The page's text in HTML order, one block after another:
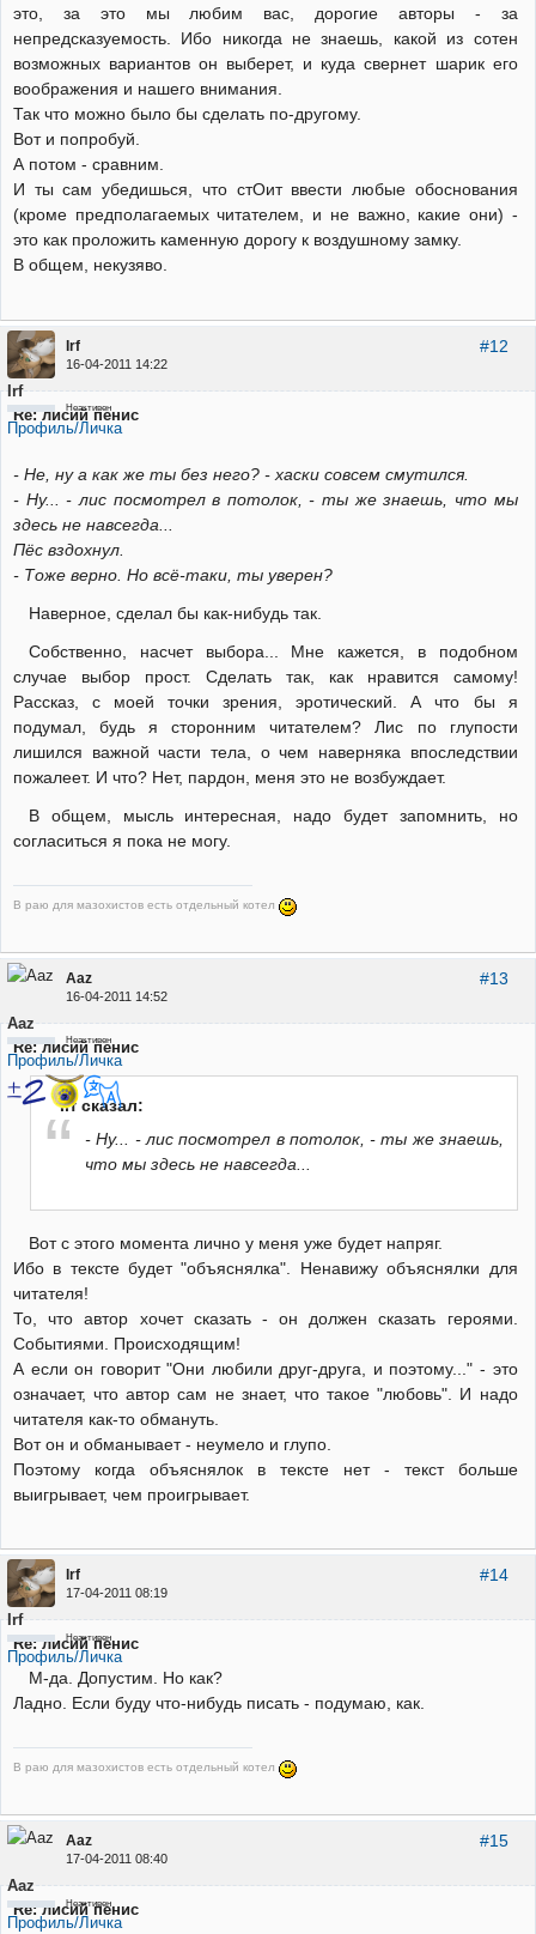
это, за это мы любим вас, дорогие авторы - за
непредсказуемость. Ибо никогда не знаешь, какой из сотен
возможных вариантов он выберет, и куда свернет шарик его
воображения и нашего внимания.
Так что можно было бы сделать по-другому.
Вот и попробуй.
А потом - сравним.
И ты сам убедишься, что стОит ввести любые обоснования
(кроме предполагаемых читателем, и не важно, какие они) -
это как проложить каменную дорогу к воздушному замку.
В общем, некузяво.
#12
Irf
16-04-2011 14:22
Irf
Неактивен
Профиль/Личка
Re: лисий пенис
- Не, ну а как же ты без него? - хаски совсем смутился.
- Ну... - лис посмотрел в потолок, - ты же знаешь, что мы
здесь не навсегда...
Пёс вздохнул.
- Тоже верно. Но всё-таки, ты уверен?
Наверное, сделал бы как-нибудь так.
Собственно, насчет выбора... Мне кажется, в подобном
случае выбор прост. Сделать так, как нравится самому!
Рассказ, с моей точки зрения, эротический. А что бы я
подумал, будь я сторонним читателем? Лис по глупости
лишился важной части тела, о чем наверняка впоследствии
пожалеет. И что? Нет, пардон, меня это не возбуждает.
В общем, мысль интересная, надо будет запомнить, но
согласиться я пока не могу.
В раю для мазохистов есть отдельный котел
#13
Aaz
16-04-2011 14:52
Aaz
Неактивен
Профиль/Личка
Re: лисий пенис
Irf сказал:
- Ну... - лис посмотрел в потолок, - ты же знаешь,
что мы здесь не навсегда...
Вот с этого момента лично у меня уже будет напряг.
Ибо в тексте будет "объяснялка". Ненавижу объяснялки для
читателя!
То, что автор хочет сказать - он должен сказать героями.
Событиями. Происходящим!
А если он говорит "Они любили друг-друга, и поэтому..." - это
означает, что автор сам не знает, что такое "любовь". И надо
читателя как-то обмануть.
Вот он и обманывает - неумело и глупо.
Поэтому когда объяснялок в тексте нет - текст больше
выигрывает, чем проигрывает.
#14
Irf
17-04-2011 08:19
Irf
Неактивен
Профиль/Личка
Re: лисий пенис
М-да. Допустим. Но как?
Ладно. Если буду что-нибудь писать - подумаю, как.
В раю для мазохистов есть отдельный котел
#15
Aaz
17-04-2011 08:40
Aaz
Неактивен
Профиль/Личка
Re: лисий пенис